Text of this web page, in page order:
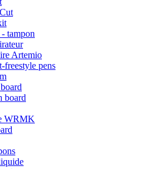
tampon
Artemio
freestyle pens
board
WRMK